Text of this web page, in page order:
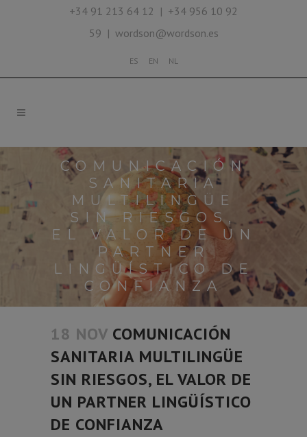
+34 91 213 64 12 | +34 956 10 92
59 | wordson@wordson.es
ES EN NL
COMUNICACIÓN
SANITARIA
MULTILINGÜE
SIN RIESGOS,
EL VALOR DE UN
PARTNER
LINGÜÍSTICO DE
CONFIANZA
18 NOV COMUNICACIÓN
SANITARIA MULTILINGÜE
SIN RIESGOS, EL VALOR DE
UN PARTNER LINGÜÍSTICO
DE CONFIANZA